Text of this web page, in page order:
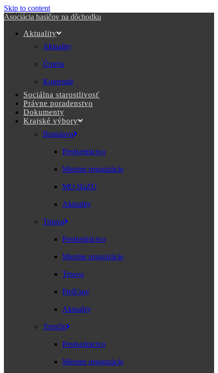
Skip to content
Asociácia hasičov na dôchodku
Aktuality
Aktuality
Úmrtia
Komentár
Sociálna starostlivosť
Právne poradenstvo
Dokumenty
Krajské výbory
Bratislava
Predsednictvo
Miestne organizácie
MO HaZU
Aktuality
Trnava
Predsedníctvo
Miestne organizácie
Trnava
Piešťany
Aktuality
Trenčín
Predsednictvo
Miestne organizácie